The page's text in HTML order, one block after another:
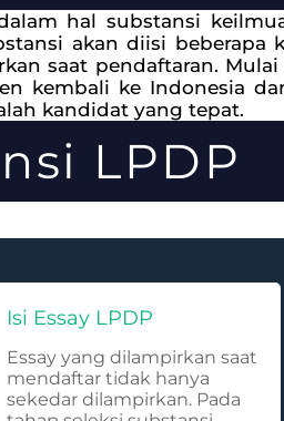
hal substansi
akan diisi beberapa
saat pendaftaran.
kembali ke Indonesia
kandidat yang tepat.
LPDP
Isi Essay LPDP
Essay yang dilampirkan saat
mendaftar tidak hanya
sekedar dilampirkan. Pada